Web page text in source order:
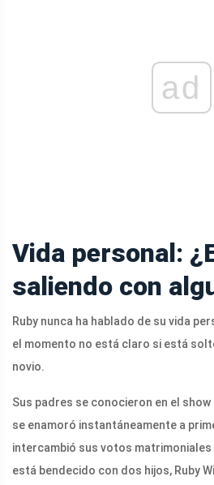
ad
Vida personal:
saliendo con
Ruby nunca ha hablado de su vida
el momento no está claro si está
novio.
Sus padres se conocieron en el
se enamoró instantáneamente a
intercambió sus votos matrimoniales
está bendecido con dos hijos, Ruby